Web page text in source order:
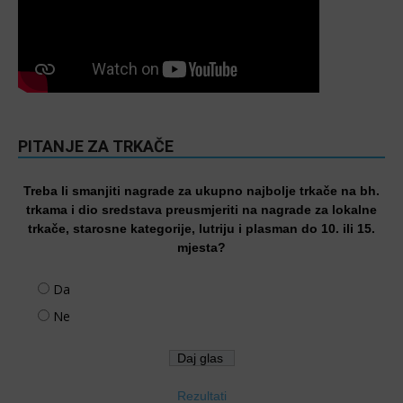
PITANJE ZA TRKAČE
Treba li smanjiti nagrade za ukupno najbolje trkače na bh.
trkama i dio sredstava preusmjeriti na nagrade za lokalne
trkače, starosne kategorije, lutriju i plasman do 10. ili 15.
mjesta?
Da
Ne
Rezultati